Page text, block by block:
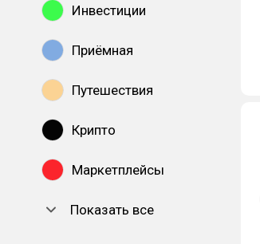
Инвестиции
Приёмная
Путешествия
Крипто
Маркетплейсы
Показать все